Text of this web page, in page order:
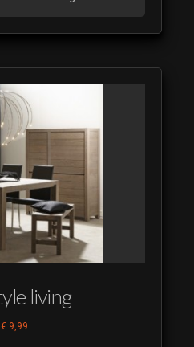
living
€ 9,99